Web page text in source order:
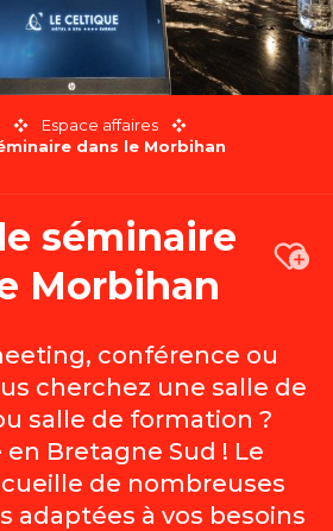
Espace affaires
dans le Morbihan
séminaire
Morbihan
conférence ou
cherchez une salle de
salle de formation ?
Bretagne Sud ! Le
de nombreuses
adaptées à vos besoins